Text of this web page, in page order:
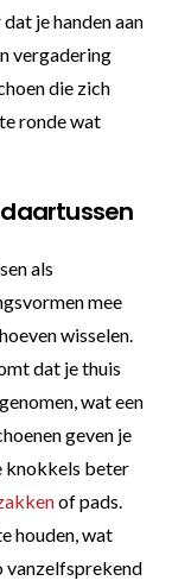
je handen aan
vergadering
die zich
ronde wat
als
mee
wisselen.
dat je thuis
wat een
geven je
knokkels beter
of pads.
houden, wat
vanzelfsprekend